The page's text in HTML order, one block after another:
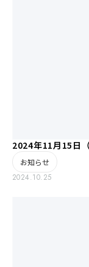
2024年11月15日
お知らせ
2024.10.25